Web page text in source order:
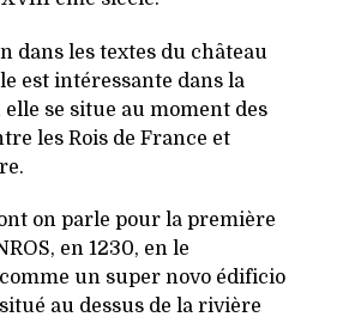
dans les textes du château
est intéressante dans la
se situe au moment des
les Rois de France et
on parle pour la première
en 1230, en le
un super novo édificio
au dessus de la rivière